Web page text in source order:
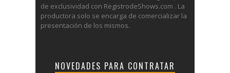
de exclusividad con RegistrodeShows.com . La
productora solo se encarga de comercializar la
presentación de los mismos.
NOVEDADES PARA CONTRATAR